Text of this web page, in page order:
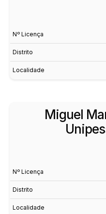
Nº Licença
Distrito
Localidade
Miguel
Nº Licença
Distrito
Localidade